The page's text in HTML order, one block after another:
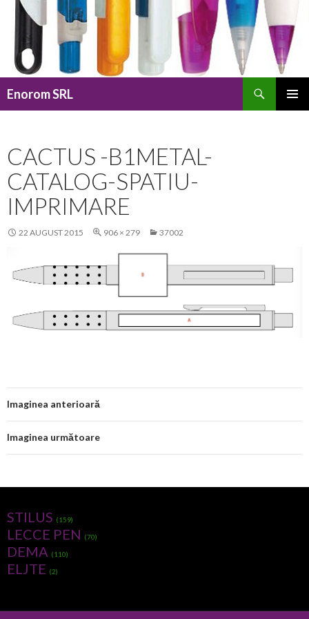
Enorom SRL
CACTUS -B1METAL-
CATALOG-SPATIU-
IMPRIMARE
22 AUGUST 2015 906 × 279 37002
Imaginea anterioară
Imaginea următoare
STILUS (159)
LECCE PEN (70)
DEMA (110)
ELJTE (2)